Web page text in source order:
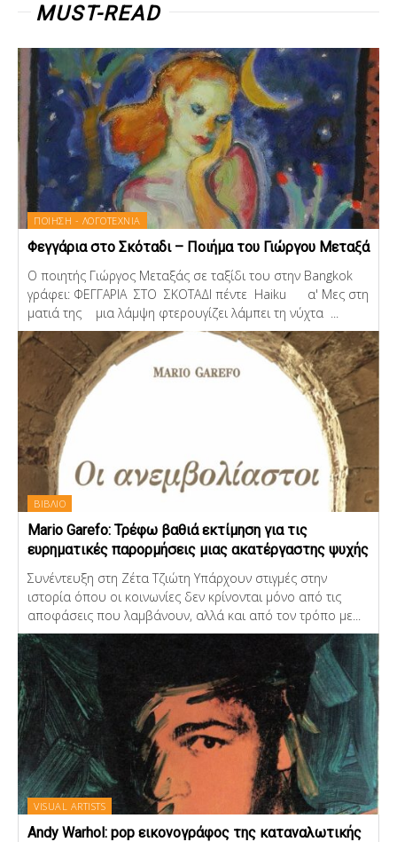
MUST-READ
ΠΟΙΗΣΗ - ΛΟΓΟΤΕΧΝΙΑ
Φεγγάρια στο Σκόταδι – Ποιήμα του Γιώργου Μεταξά
Ο ποιητής Γιώργος Μεταξάς σε ταξίδι του στην Bangkok
γράφει: ΦΕΓΓΑΡΙΑ ΣΤΟ ΣΚΟΤΑΔΙ πέντε Haiku α' Μες στη
ματιά της μια λάμψη φτερουγίζει λάμπει τη νύχτα ...
ΒΙΒΛΙΟ
Mario Garefo: Τρέφω βαθιά εκτίμηση για τις
ευρηματικές παρορμήσεις μιας ακατέργαστης ψυχής
Συνέντευξη στη Ζέτα Τζιώτη Υπάρχουν στιγμές στην
ιστορία όπου οι κοινωνίες δεν κρίνονται μόνο από τις
αποφάσεις που λαμβάνουν, αλλά και από τον τρόπο με...
VISUAL ARTISTS
Andy Warhol: pop εικονογράφος της καταναλωτικής